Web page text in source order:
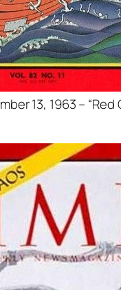
13, 1963 – “Red